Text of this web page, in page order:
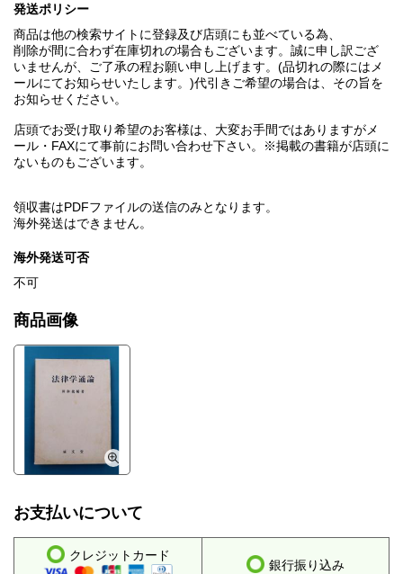
発送ポリシー
商品は他の検索サイトに登録及び店頭にも並べている為、
削除が間に合わず在庫切れの場合もございます。誠に申し訳ござ
いませんが、ご了承の程お願い申し上げます。(品切れの際にはメ
ールにてお知らせいたします。)代引きご希望の場合は、その旨を
お知らせください。
店頭でお受け取り希望のお客様は、大変お手間ではありますがメ
ール・FAXにて事前にお問い合わせ下さい。※掲載の書籍が店頭に
ないものもございます。
領収書はPDFファイルの送信のみとなります。
海外発送はできません。
海外発送可否
不可
商品画像
お支払いについて
クレジットカード
銀行振り込み